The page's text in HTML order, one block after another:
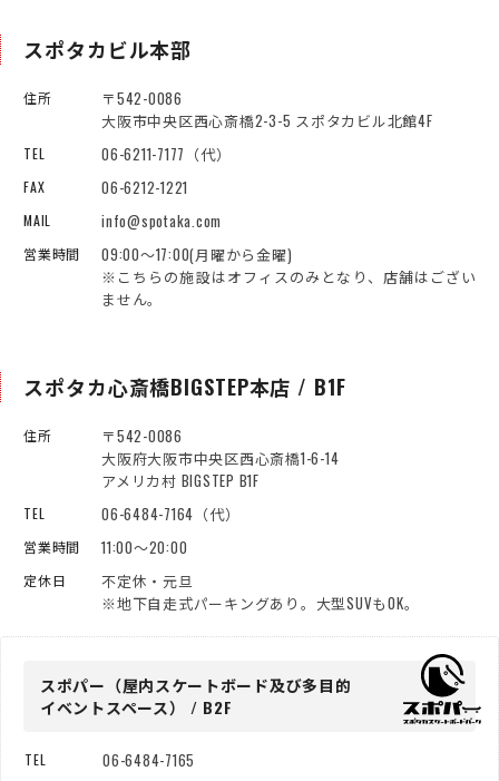
スポタカビル本部
住所
〒542-0086
大阪市中央区西心斎橋2-3-5 スポタカビル北館4F
TEL 06-6211-7177（代）
FAX 06-6212-1221
MAIL info@spotaka.com
営業時間
09:00～17:00(月曜から金曜)
※こちらの施設はオフィスのみとなり、店舗はござい
ません。
スポタカ心斎橋BIGSTEP本店 / B1F
住所
〒542-0086
大阪府大阪市中央区西心斎橋1-6-14
アメリカ村 BIGSTEP B1F
TEL 06-6484-7164（代）
営業時間 11:00～20:00
定休日
不定休・元旦
※地下自走式パーキングあり。大型SUVもOK。
スポパー（屋内スケートボード及び多目的
イベントスペース） / B2F
TEL 06-6484-7165